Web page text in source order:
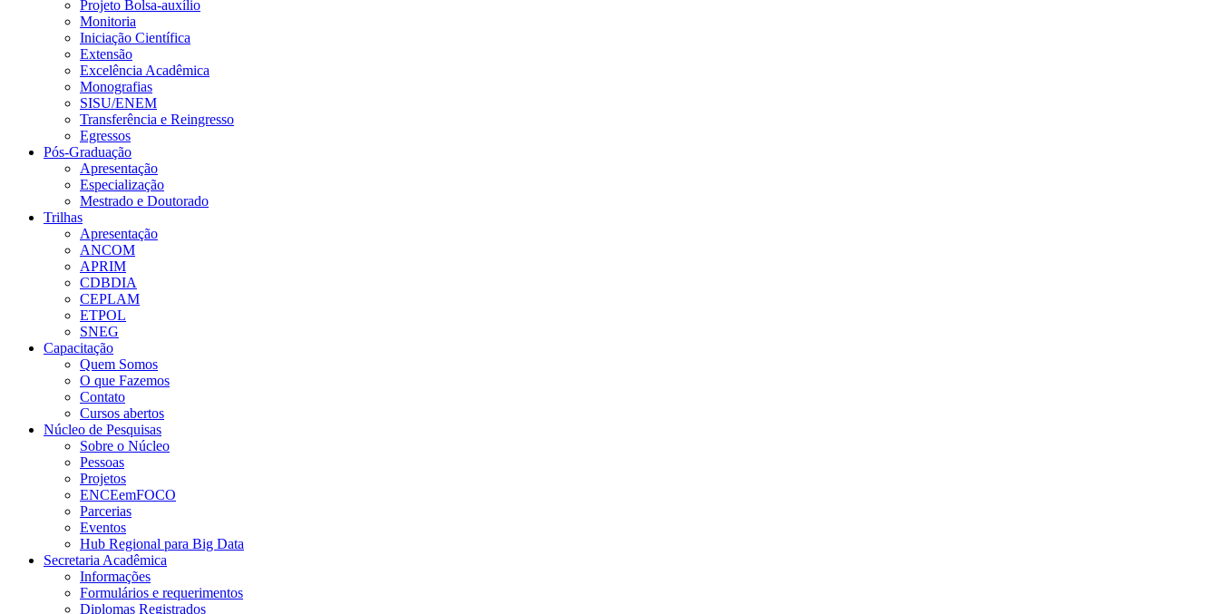
Projeto Bolsa-auxílio
Monitoria
Iniciação Científica
Extensão
Excelência Acadêmica
Monografias
SISU/ENEM
Transferência e Reingresso
Egressos
Pós-Graduação
Apresentação
Especialização
Mestrado e Doutorado
Trilhas
Apresentação
ANCOM
APRIM
CDBDIA
CEPLAM
ETPOL
SNEG
Capacitação
Quem Somos
O que Fazemos
Contato
Cursos abertos
Núcleo de Pesquisas
Sobre o Núcleo
Pessoas
Projetos
ENCEemFOCO
Parcerias
Eventos
Hub Regional para Big Data
Secretaria Acadêmica
Informações
Formulários e requerimentos
Diplomas Registrados